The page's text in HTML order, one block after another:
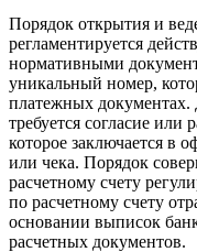
Порядок открытия и
регламентируется
нормативными
уникальный номер,
платежных документах.
требуется согласие или
которое заключается в
или чека. Порядок
расчетному счету
по расчетному счету
основании выписок
расчетных документов.